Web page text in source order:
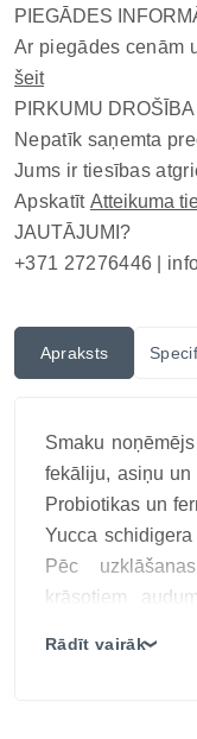
PIEGĀDES
Ar piegādes cenām
šeit
PIRKUMU DROŠĪBA
Nepatīk saņemta
Jums ir tiesības
Apskatīt Atteikuma
JAUTĀJUMI?
+371 27276446 |
Apraksts
Smaku
fekāliju, asiņu un
Probiotikas un
Yucca
Pēc
krāsotiem
Rādīt vairāk❯